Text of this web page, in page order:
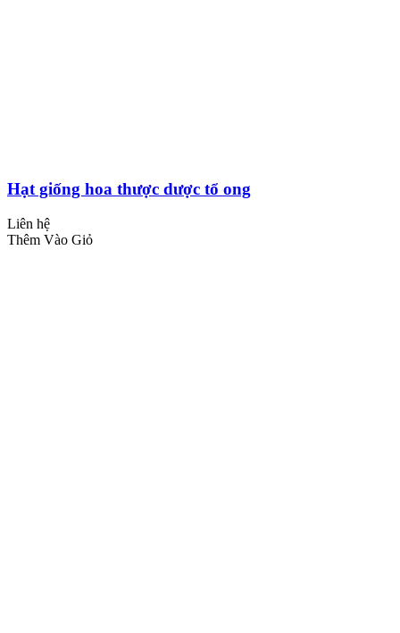
Hạt giống hoa thược dược tổ ong
Liên hệ
Thêm Vào Giỏ